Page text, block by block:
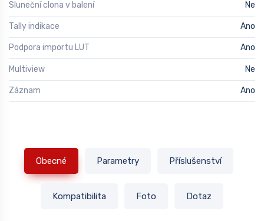
Sluneční clona v balení Ne
Tally indikace Ano
Podpora importu LUT Ano
Multiview Ne
Záznam Ano
Obecné Parametry Příslušenství
Kompatibilita Foto Dotaz